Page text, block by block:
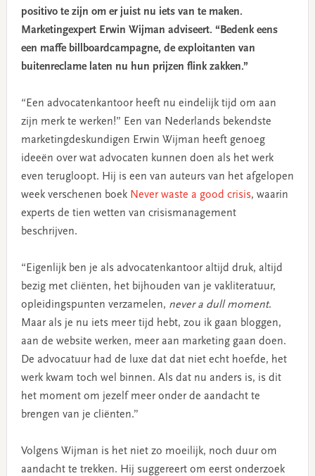
positivo te zijn om er juist nu iets van te maken.
Marketingexpert Erwin Wijman adviseert. “Bedenk eens
een maffe billboardcampagne, de exploitanten van
buitenreclame laten nu hun prijzen flink zakken.”
­“Een advocatenkantoor heeft nu eindelijk tijd om aan
zijn merk te werken!” Een van Nederlands bekendste
marketingdeskundigen Erwin Wijman heeft genoeg
ideeën over wat advocaten kunnen doen als het werk
even terugloopt. Hij is een van auteurs van het afgelopen
week verschenen boek Never waste a good crisis, waarin
experts de tien wetten van crisismanagement
beschrijven.
“Eigenlijk ben je als advocatenkantoor altijd druk, altijd
bezig met cliënten, het bijhouden van je vakliteratuur,
opleidingspunten verzamelen, never a dull moment.
Maar als je nu iets meer tijd hebt, zou ik gaan bloggen,
aan de website werken, meer aan marketing gaan doen.
De advocatuur had de luxe dat dat niet echt hoefde, het
werk kwam toch wel binnen. Als dat nu anders is, is dit
het moment om jezelf meer onder de aandacht te
brengen van je cliënten.”
Volgens Wijman is het niet zo moeilijk, noch duur om
aandacht te trekken. Hij suggereert om eerst onderzoek